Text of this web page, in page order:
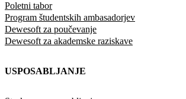
Poletni tabor
Program študentskih ambasadorjev
Dewesoft za poučevanje
Dewesoft za akademske raziskave
USPOSABLJANJE